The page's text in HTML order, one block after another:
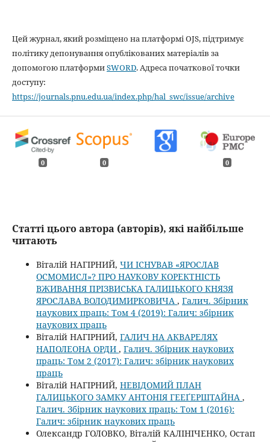
Цей журнал, який розміщено на платформі OJS, підтримує
політику депонування опублікованих матеріалів за
допомогою платформиSWORD. Адреса початкової точки
доступу:
https://journals.pnu.edu.ua/index.php/hal_swc/issue/archive
0 0 0
Статті цього автора (авторів), які найбільше
читають
Віталій НАГІРНИЙ, ЧИ ІСНУВАВ «ЯРОСЛАВ
ОСМОМИСЛ»? ПРО НАУКОВУ КОРЕКТНІСТЬ
ВЖИВАННЯ ПРІЗВИСЬКА ГАЛИЦЬКОГО КНЯЗЯ
ЯРОСЛАВА ВОЛОДИМИРКОВИЧА , Галич. Збірник
наукових праць: Том 4 (2019): Галич: збірник
наукових праць
Віталій НАГІРНИЙ, ГАЛИЧ НА АКВАРЕЛЯХ
НАПОЛЕОНА ОРДИ , Галич. Збірник наукових
праць: Том 2 (2017): Галич: збірник наукових
праць
Віталій НАГІРНИЙ, НЕВІДОМИЙ ПЛАН
ГАЛИЦЬКОГО ЗАМКУ АНТОНІЯ ГЕЕҐЕРШТАЙНА ,
Галич. Збірник наукових праць: Том 1 (2016):
Галич: збірник наукових праць
Олександр ГОЛОВКО, Віталій КАЛІНІЧЕНКО, Остап